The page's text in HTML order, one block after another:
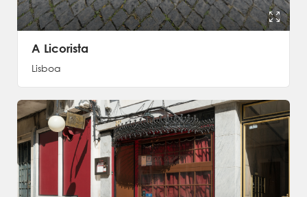
A Licorista
Lisboa